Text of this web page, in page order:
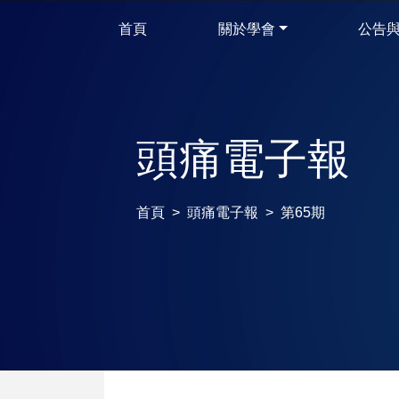
首頁 關於學會 公告
頭痛電子報
首頁 頭痛電子報 第65期